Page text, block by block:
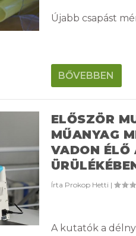
Újabb csapást
BŐVEBBEN
ELŐSZÖR
MŰANYAG
VADON ÉLŐ
Írta Prokop Hetti |
A kutatók a